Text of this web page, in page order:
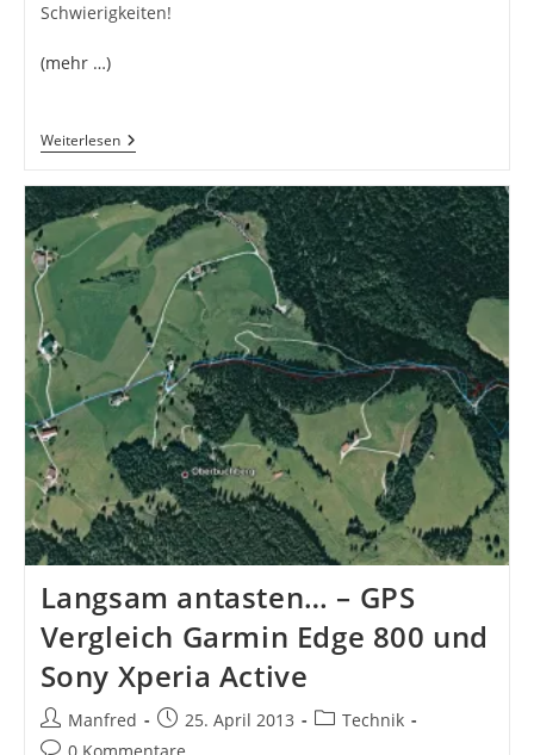
Schwierigkeiten!
(mehr …)
WeiterlesenXperia
Active,
Handschuhe
Mit
Wiretap
Langsam antasten… – GPS
Vergleich Garmin Edge 800 und
Sony Xperia Active
Beitrags-
Autor:
Manfred
Beitrag
veröffentlicht:
25. April 2013
Beitrags-
Technik
Beitrags-